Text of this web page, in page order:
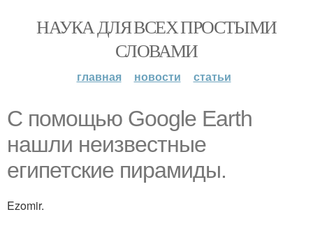
НАУКА ДЛЯ ВСЕХ ПРОСТЫМИ
СЛОВАМИ
главная новости статьи
С помощью Google Earth
нашли неизвестные
египетские пирамиды.
Ezomir.